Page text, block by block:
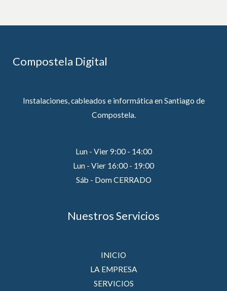
Compostela Digital
Instalaciones, cableados e informática en Santiago de
Compostela.
Lun - Vier 9:00 - 14:00
Lun - Vier 16:00 - 19:00
Sáb - Dom CERRADO
Nuestros Servicios
INICIO
LA EMPRESA
SERVICIOS